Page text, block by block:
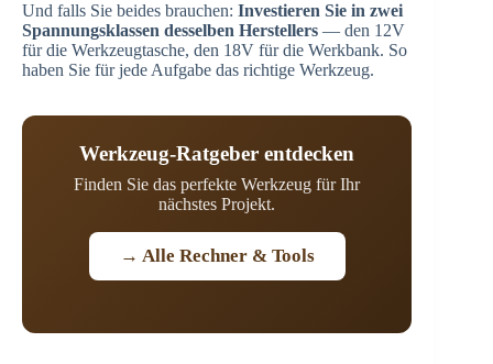
Und falls Sie beides brauchen: Investieren Sie in zwei
Spannungsklassen desselben Herstellers — den 12V
für die Werkzeugtasche, den 18V für die Werkbank. So
haben Sie für jede Aufgabe das richtige Werkzeug.
Werkzeug-Ratgeber entdecken
Finden Sie das perfekte Werkzeug für Ihr
nächstes Projekt.
→ Alle Rechner & Tools